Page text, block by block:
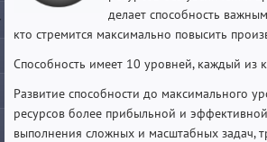
делает способность
кто стремится максимально повысить
Способность имеет 10 уровней, каждый из
Развитие способности до максимального
ресурсов более прибыльной и
выполнения сложных и масштабных задач,